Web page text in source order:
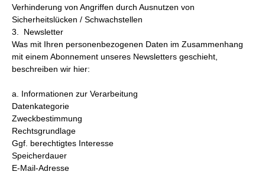
Verhinderung von Angriffen durch Ausnutzen von
Sicherheitslücken / Schwachstellen
3. Newsletter
Was mit Ihren personenbezogenen Daten im Zusammenhang
mit einem Abonnement unseres Newsletters geschieht,
beschreiben wir hier:
a. Informationen zur Verarbeitung
Datenkategorie
Zweckbestimmung
Rechtsgrundlage
Ggf. berechtigtes Interesse
Speicherdauer
E-Mail-Adresse